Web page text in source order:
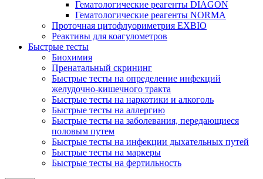
Гематологические реагенты DIAGON
Гематологические реагенты NORMA
Проточная цитофлуориметрия EXBIO
Реактивы для коагулометров
Быстрые тесты
Биохимия
Пренатальный скрининг
Быстрые тесты на определение инфекций
желудочно-кишечного тракта
Быстрые тесты на наркотики и алкоголь
Быстрые тесты на аллергию
Быстрые тесты на заболевания, передающиеся
половым путем
Быстрые тесты на инфекции дыхательных путей
Быстрые тесты на маркеры
Быстрые тесты на фертильность